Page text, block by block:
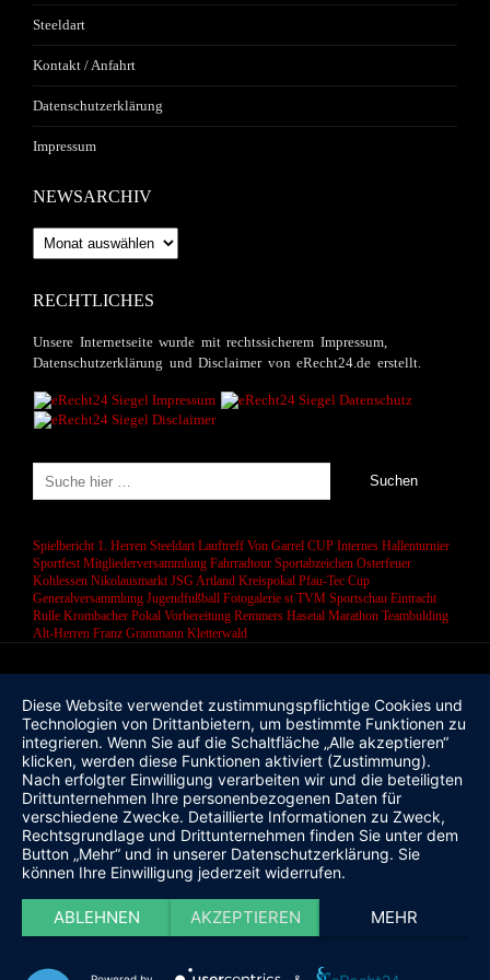
Steeldart
Kontakt / Anfahrt
Datenschutzerklärung
Impressum
NEWSARCHIV
Newsarchiv
RECHTLICHES
Unsere Internetseite wurde mit rechtssicherem Impressum,
Datenschutzerklärung und Disclaimer von eRecht24.de erstellt.
Spielbericht 1. Herren Steeldart Lauftreff Von Garrel CUP Internes Hallenturnier
Sportfest Mitgliederversammlung Fahrradtour Sportabzeichen Osterfeuer
Kohlessen Nikolausmarkt JSG Artland Kreispokal Pfau-Tec Cup
Generalversammlung Jugendfußball Fotogalerie st TVM Sportschau Eintracht
Rulle Krombacher Pokal Vorbereitung Remmers Hasetal Marathon Teambulding
Alt-Herren Franz Grammann Kletterwald
Diese Website verwendet zustimmungspflichtige Cookies und
Technologien von Drittanbietern, um bestimmte Funktionen zu
integrieren. Wenn Sie auf die Schaltfläche „Alle akzeptieren“
klicken, werden diese Funktionen aktiviert (Zustimmung).
Nach erfolgter Einwilligung verarbeiten wir und die beteiligten
Drittunternehmen Ihre personenbezogenen Daten für
verschiedene Zwecke. Detaillierte Informationen zu Zweck,
Rechtsgrundlage und Drittunternehmen finden Sie unter dem
Button „Mehr“ und in unserer Datenschutzerklärung. Sie
können Ihre Einwilligung jederzeit widerrufen.
ABLEHNEN AKZEPTIEREN MEHR